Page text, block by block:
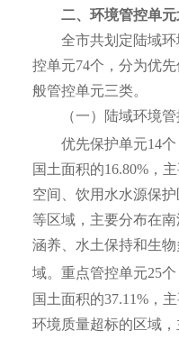
二、环境管控单元
全市共划定陆域环
控单元74个，分为优
般管控单元三类。
（一）陆域环境管
优先保护单元14个
国土面积的16.80%，
空间、饮用水水源保
等区域，主要分布在
涵养、水土保持和生
域。重点管控单元25
国土面积的37.11%，
环境质量超标的区域